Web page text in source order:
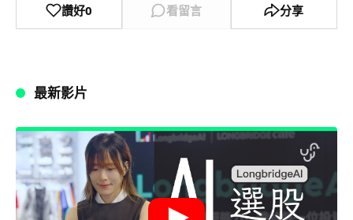
讚好0 看留言 分享
最新影片